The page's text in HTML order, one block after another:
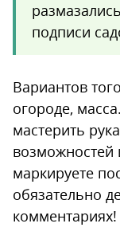
подписи
Вариантов
огороде,
мастерить
возможностей
маркируете
обязательно
комментариях!